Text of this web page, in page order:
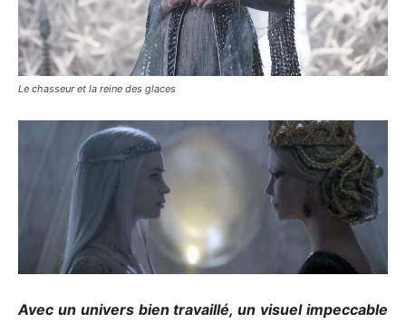
Le chasseur et la reine des glaces
Avec un univers bien travaillé, un visuel impeccable